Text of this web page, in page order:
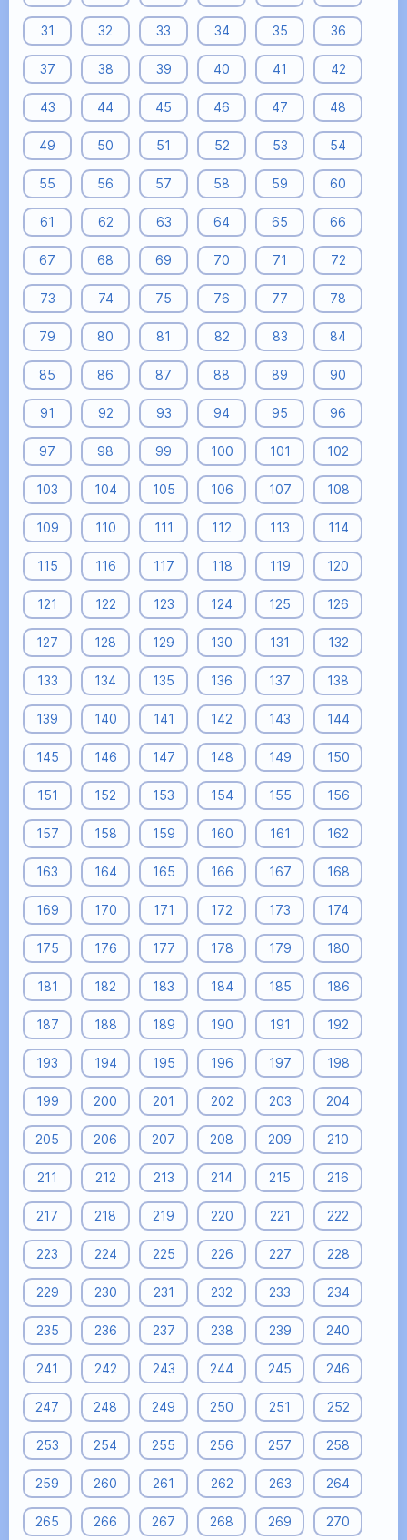
31 32 33 34 35 36
37 38 39 40 41 42
43 44 45 46 47 48
49 50 51 52 53 54
55 56 57 58 59 60
61 62 63 64 65 66
67 68 69 70 71 72
73 74 75 76 77 78
79 80 81 82 83 84
85 86 87 88 89 90
91 92 93 94 95 96
97 98 99 100 101 102
103 104 105 106 107 108
109 110 111 112 113 114
115 116 117 118 119 120
121 122 123 124 125 126
127 128 129 130 131 132
133 134 135 136 137 138
139 140 141 142 143 144
145 146 147 148 149 150
151 152 153 154 155 156
157 158 159 160 161 162
163 164 165 166 167 168
169 170 171 172 173 174
175 176 177 178 179 180
181 182 183 184 185 186
187 188 189 190 191 192
193 194 195 196 197 198
199 200 201 202 203 204
205 206 207 208 209 210
211 212 213 214 215 216
217 218 219 220 221 222
223 224 225 226 227 228
229 230 231 232 233 234
235 236 237 238 239 240
241 242 243 244 245 246
247 248 249 250 251 252
253 254 255 256 257 258
259 260 261 262 263 264
265 266 267 268 269 270